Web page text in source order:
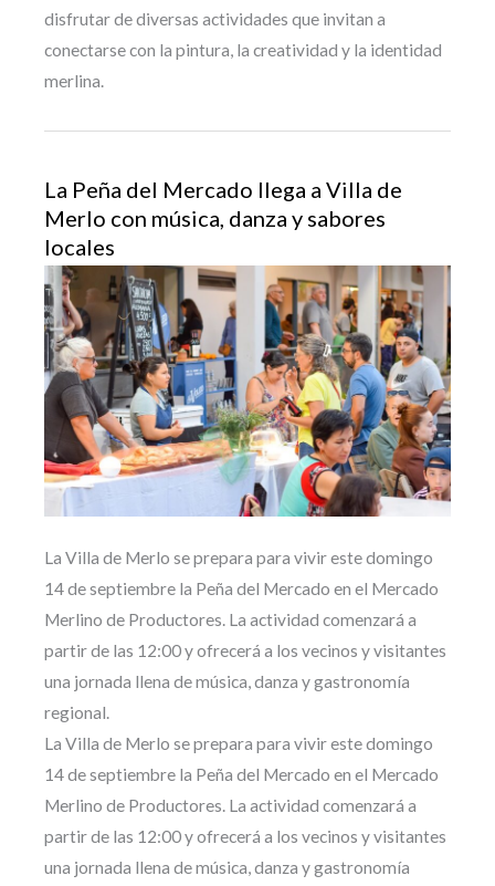
disfrutar de diversas actividades que invitan a
conectarse con la pintura, la creatividad y la identidad
merlina.
La Peña del Mercado llega a Villa de
Merlo con música, danza y sabores
locales
La Villa de Merlo se prepara para vivir este domingo
14 de septiembre la Peña del Mercado en el Mercado
Merlino de Productores. La actividad comenzará a
partir de las 12:00 y ofrecerá a los vecinos y visitantes
una jornada llena de música, danza y gastronomía
regional.
La Villa de Merlo se prepara para vivir este domingo
14 de septiembre la Peña del Mercado en el Mercado
Merlino de Productores. La actividad comenzará a
partir de las 12:00 y ofrecerá a los vecinos y visitantes
una jornada llena de música, danza y gastronomía